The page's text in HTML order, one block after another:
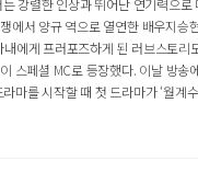
강렬한 인상과 뛰어난 연기력으
에서 양규 역으로 열연한 배우지
에게 프러포즈하게 된 러브스토
스페셜 MC로 등장했다. 이날 방
마를 시작할 때 첫 드라마가 ‘월